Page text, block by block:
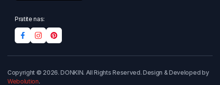
Pratite nas:
Copyright © 2026. DONKIN. All Rights Reserved. Design & Developed by
Webolution.